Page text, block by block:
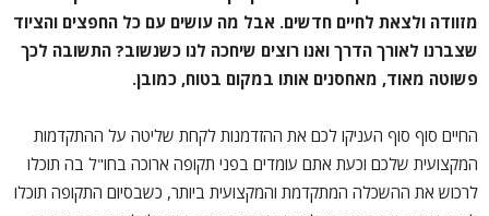
מזוודה ולצאת לחיים חדשים. אבל מה עושים עם כל החפצים והציוד
שצברנו לאורך הדרך ואנו רוצים שיחכה לנו כשנשוב? התשובה לכך
פשוטה מאוד, מאחסנים אותו במקום בטוח, כמובן.
החיים סוף סוף העניקו לכם את ההזדמנות לקחת שליטה על ההתקדמות
המקצועית שלכם וכעת אתם עומדים בפני תקופה ארוכה בחו"ל בה תוכלו
לרכוש את ההשכלה המתקדמת והמקצועית ביותר, כשבסיום התקופה תוכלו